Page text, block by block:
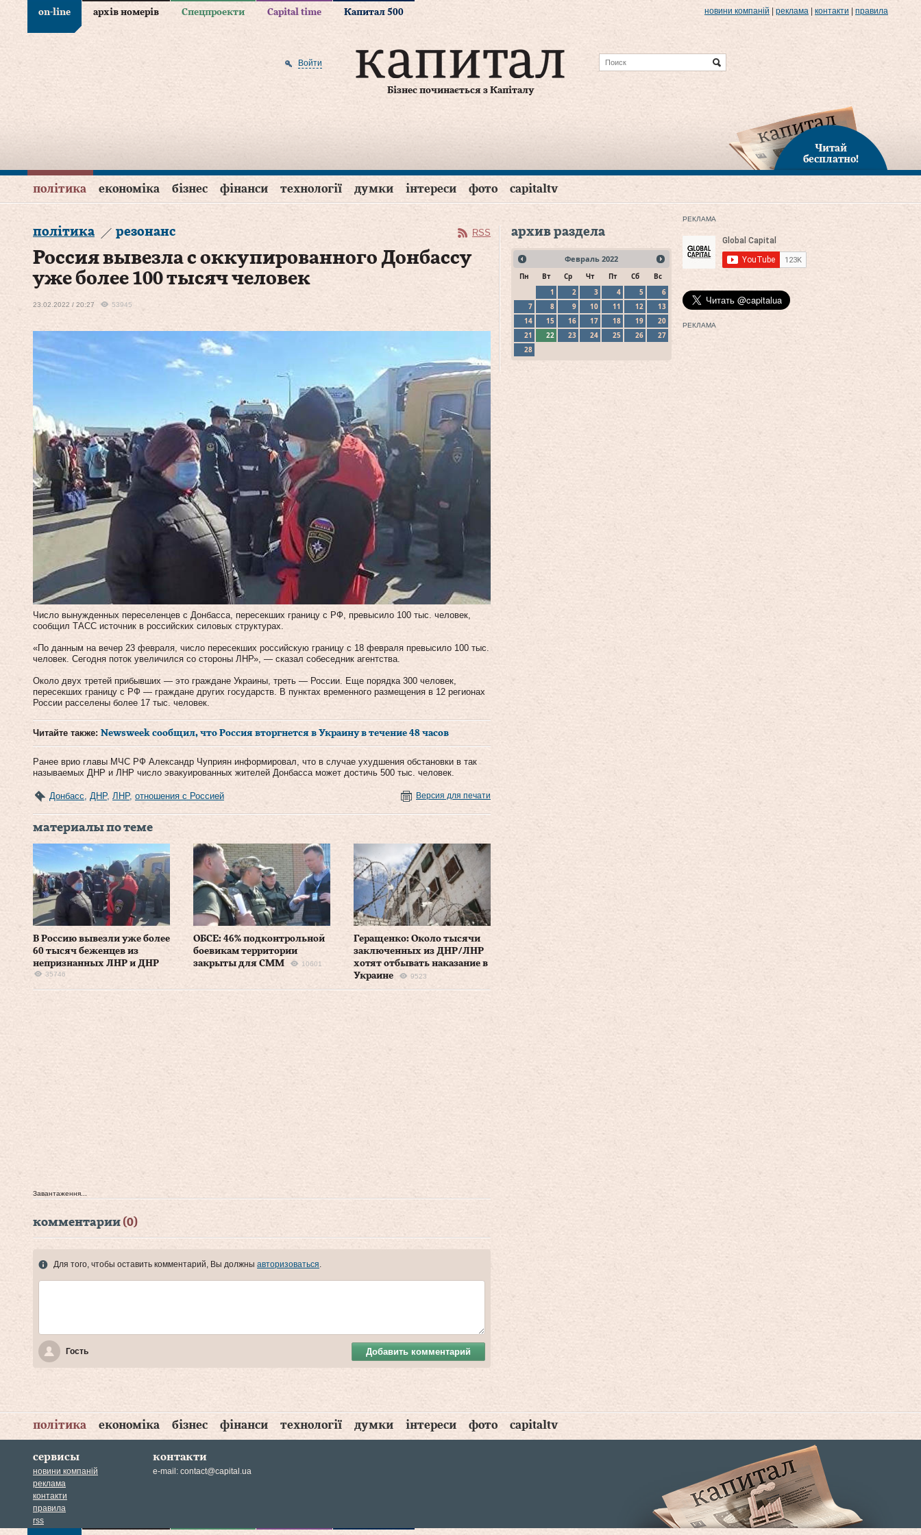
on-line архів номерів Спецпроекти Capital time Капитал 500 новини компаній реклама контакти правила
Бізнес починається з Капіталу
Войти
Читай
бесплатно!
політика економіка бізнес фінанси технології думки інтереси фото capitaltv
політика резонанс RSS
Россия вывезла с оккупированного Донбассу
уже более 100 тысяч человек
23.02.2022 / 20:27 53945
Число вынужденных переселенцев с Донбасса, пересекших границу с РФ, превысило 100 тыс. человек,
сообщил ТАСС источник в российских силовых структурах.
«По данным на вечер 23 февраля, число пересекших российскую границу с 18 февраля превысило 100 тыс.
человек. Сегодня поток увеличился со стороны ЛНР», — сказал собеседник агентства.
Около двух третей прибывших — это граждане Украины, треть — России. Еще порядка 300 человек,
пересекших границу с РФ — граждане других государств. В пунктах временного размещения в 12 регионах
России расселены более 17 тыс. человек.
Читайте также: Newsweek сообщил, что Россия вторгнется в Украину в течение 48 часов
Ранее врио главы МЧС РФ Александр Чуприян информировал, что в случае ухудшения обстановки в так
называемых ДНР и ЛНР число эвакуированных жителей Донбасса может достичь 500 тыс. человек.
Донбасс ДНР, ЛНР, отношения с Россией Версия для печати
материалы по теме
В Россию вывезли уже более
60 тысяч беженцев из
непризнанных ЛНР и ДНР
35746
ОБСЕ: 46% подконтрольной
боевикам территории
закрыты для СММ
10601
Геращенко: Около тысячи
заключенных из ДНР/ЛНР
хотят отбывать наказание в
Украине
9523
Завантаження...
комментарии (0)
Для того, чтобы оставить комментарий, Вы должны авторизоваться
Гость Добавить комментарий
архив раздела
Февраль 2022
Пн Вт Ср Чт Пт Сб
Вс
1
2 3 4 5
6
7
8 9 10 11 12
13
14
15 16 17 18 19
20
21
22 23 24 25 26
27
28
РЕКЛАМА
РЕКЛАМА
політика економіка бізнес фінанси технології думки інтереси фото capitaltv
сервисы
новини компаній
реклама
контакти
правила
rss
контакти
e-mail: contact@capital.ua